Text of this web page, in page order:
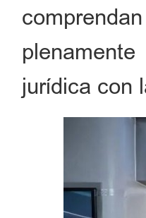
jurídica con